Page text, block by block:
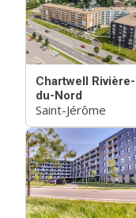
Chartwell Rivière-
du-Nord
Saint-Jérôme